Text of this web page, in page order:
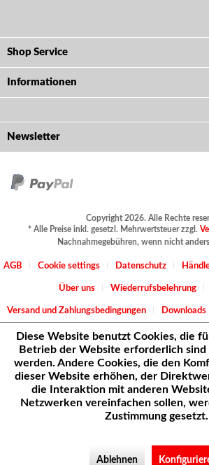
Shop Service
Informationen
Newsletter
Copyright 2026. Alle Rechte
* Alle Preise inkl. gesetzl. Mehrwertsteuer zzgl.
Nachnahmegebühren, wenn nicht
AGB Cookie settings Datenschutz
Über uns Wiederrufsbelehrung
Versand und Zahlungsbedingungen Downloads
Diese Website benutzt Cookies, die
Betrieb der Website erforderlich sind
werden. Andere Cookies, die den
dieser Website erhöhen, der
die Interaktion mit anderen
Netzwerken vereinfachen sollen,
Zustimmung gesetzt.
Ablehnen